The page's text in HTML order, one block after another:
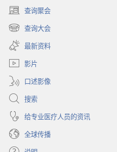
查询聚会
（打
开
新
窗
口）
查询大会
（打
开
新
窗
最新资料
影片
口述影像
搜索
给专业医疗人员的资讯
全球传播